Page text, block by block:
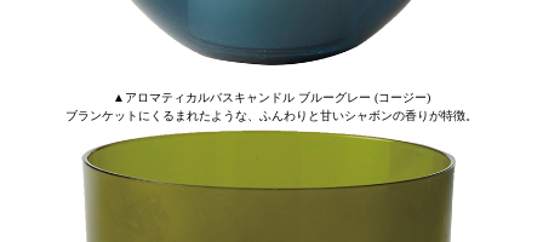
▲アロマティカルバスキャンドル ブルーグレー (コージー)
ブランケットにくるまれたような、ふんわりと甘いシャボンの香りが特徴。